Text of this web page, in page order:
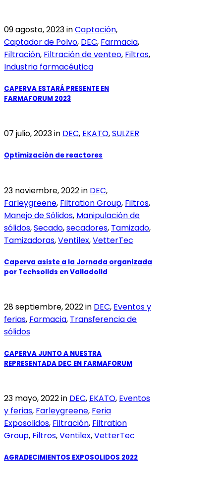
09 agosto, 2023inCaptación,
Captador de Polvo, DEC, Farmacia,
Filtración, Filtración de venteo, Filtros,
Industria farmacéutica
CAPERVA ESTARÁ PRESENTE EN
FARMAFORUM 2023
07 julio, 2023in DEC, EKATO,SULZER
Optimización de reactores
23 noviembre, 2022in DEC,
Farleygreene, Filtration Group, Filtros,
Manejo de Sólidos, Manipulación de
sólidos,Secado,secadores, Tamizado,
Tamizadoras,Ventilex,VetterTec
Caperva asiste a la Jornada organizada
por Techsolids en Valladolid
28 septiembre, 2022in DEC, Eventos y
ferias, Farmacia, Transferencia de
sólidos
CAPERVA JUNTO A NUESTRA
REPRESENTADA DEC EN FARMAFORUM
23 mayo, 2022in DEC, EKATO, Eventos
y ferias, Farleygreene, Feria
Exposolidos, Filtración, Filtration
Group, Filtros,Ventilex,VetterTec
AGRADECIMIENTOS EXPOSOLIDOS 2022